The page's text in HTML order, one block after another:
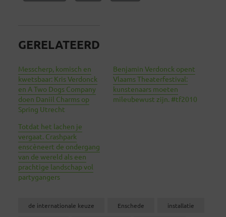
GERELATEERD
Messcherp, komisch en
kwetsbaar: Kris Verdonck
en A Two Dogs Company
doen Daniil Charms op
Spring Utrecht
Benjamin Verdonck opent
Vlaams Theaterfestival:
kunstenaars moeten
mileubewust zijn. #tf2010
Totdat het lachen je
vergaat. Crashpark
enscèneert de ondergang
van de wereld als een
prachtige landschap vol
partygangers
de internationale keuze Enschede installatie